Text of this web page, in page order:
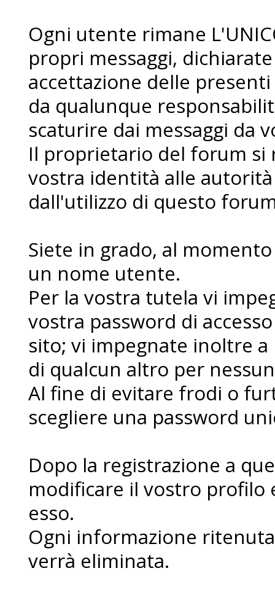
Ogni utente rimane
propri messaggi,
accettazione delle
da qualunque
scaturire dai messaggi da
Il proprietario del forum
vostra identità alle
dall'utilizzo di questo
Siete in grado, al
un nome utente.
Per la vostra tutela vi
vostra password di
sito; vi impegnate inoltre
di qualcun altro per
Al fine di evitare frodi o
scegliere una password
Dopo la registrazione a
modificare il vostro
esso.
Ogni informazione
verrà eliminata.